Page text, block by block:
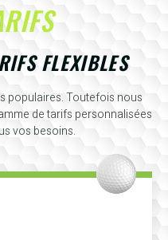
FLEXIBLES
populaires. Toutefois nous
de tarifs personnalisées
vos besoins.